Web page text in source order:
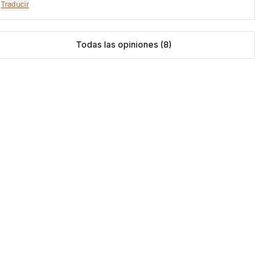
Traducir
Todas las opiniones (8)